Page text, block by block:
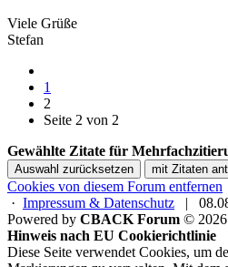
Viele Grüße
Stefan
1
2
Seite 2 von 2
Gewählte Zitate für
Auswahl zurücksetzen mit Zitaten
Cookies von diesem Forum entfernen
· Impressum & Datenschutz |
Powered by CBACK Forum © 2026
Hinweis nach EU Cookierichtlinie
Diese Seite verwendet Cookies, um